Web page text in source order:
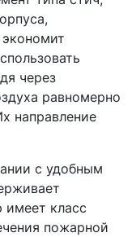
через
равномерно
направление
с удобным
имеет класс
пожарной